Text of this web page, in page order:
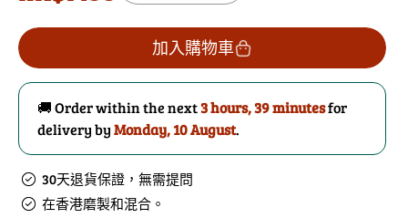
價
真
調
味
料
的
數
量
卡
真
調
味
料
數
加入購物車
🚚 Order within the next3 hours, 39 minutesfor
delivery byMonday, 10 August.
30天退貨保證，無需提問
在香港磨製和混合。